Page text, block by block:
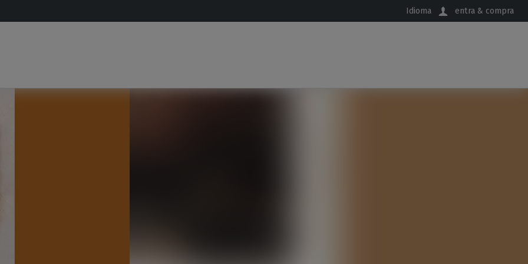
Idioma entra & compra